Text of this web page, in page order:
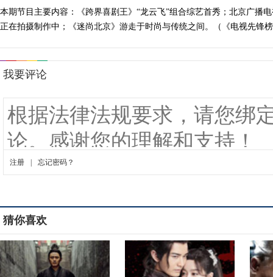
本期节目主要内容：《跨界喜剧王》“龙云飞”组合综艺首秀；北京广播
正在拍摄制作中；《迷尚北京》游走于时尚与传统之间。（《电视先锋榜
猜你喜欢